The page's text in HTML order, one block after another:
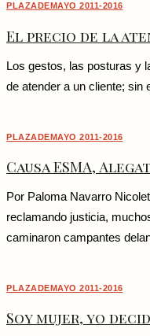
PLAZADEMAYO 2011-2016
El precio de la
Los gestos, las posturas y
de atender a un cliente;
PLAZADEMAYO 2011-2016
Causa ESMA,
Por Paloma Navarro
reclamando justicia,
caminaron campantes
PLAZADEMAYO 2011-2016
Soy mujer, yo